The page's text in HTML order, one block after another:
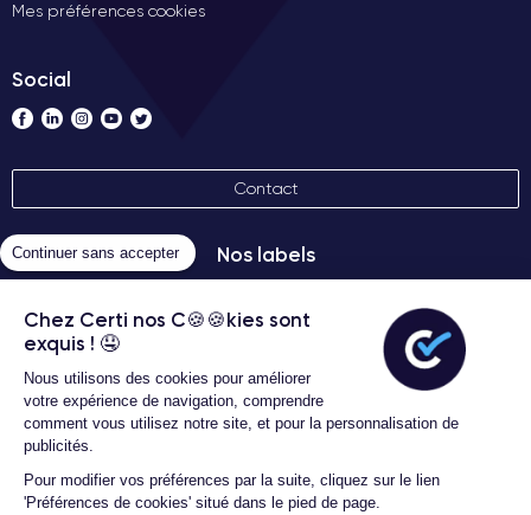
Continuer sans accepter
Chez Certi nos C🍪🍪kies sont
exquis ! 🤤
Nous utilisons des cookies pour améliorer
votre expérience de navigation, comprendre
comment vous utilisez notre site, et pour la personnalisation de
publicités.
Pour modifier vos préférences par la suite, cliquez sur le lien
'Préférences de cookies' situé dans le pied de page.
Mes préférences cookies
Social
Contact
Nos labels
réservés